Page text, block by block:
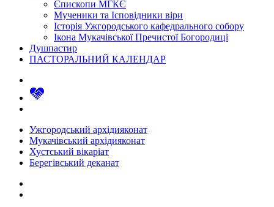
Єпископи МГКЄ
Мученики та Ісповідники віри
Історія Ужгородського кафедрального собору
Ікона Мукачівської Пречистої Богородиці
Душпастир
ПАСТОРАЛЬНИЙ КАЛЕНДАР
Ужгородський архідияконат
Мукачівський архідияконат
Хустський вікаріат
Берегівський деканат